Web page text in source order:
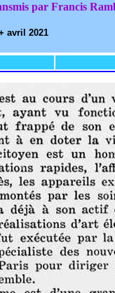
par Francis
avril 2021